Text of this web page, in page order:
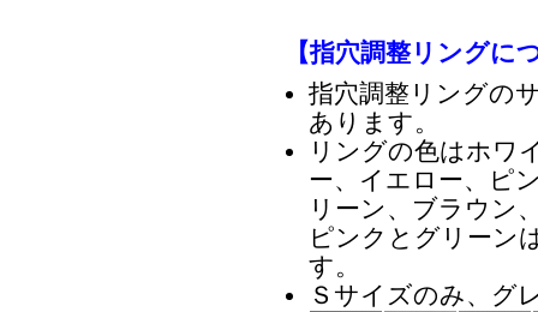
【指穴調整リングに
指穴調整リングの
あります。
リングの色はホワ
ー、イエロー、ピ
リーン、ブラウン
ピンクとグリーン
す。
Ｓサイズのみ、グ